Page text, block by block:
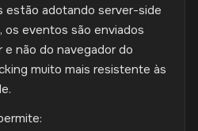
estão adotando server-side
os eventos são enviados
não do navegador do
muito mais resistente às